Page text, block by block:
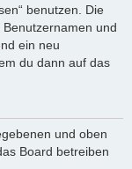
benutzen. Die
und
ein neu
du dann auf das
und oben
Board betreiben